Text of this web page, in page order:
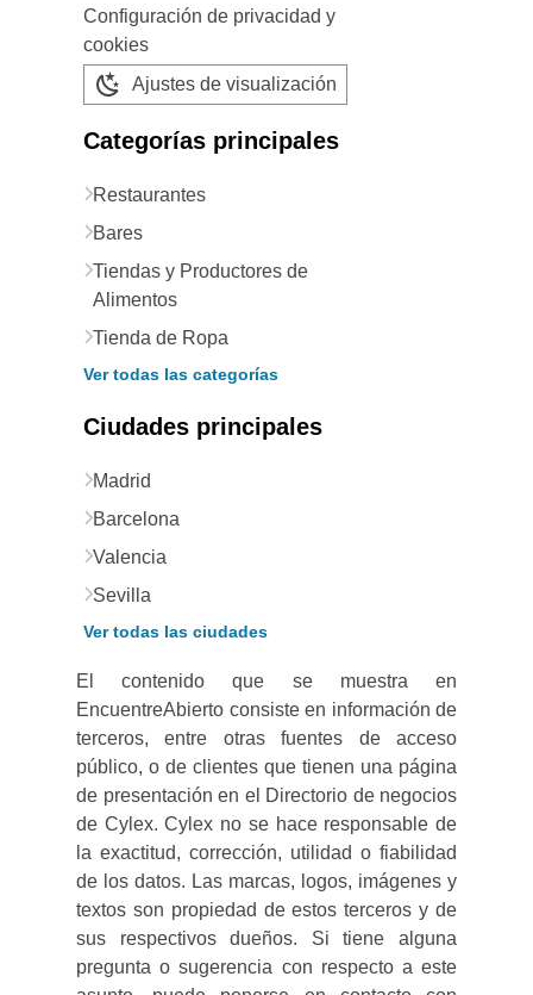
Configuración de privacidad y
cookies
Ajustes de visualización
Categorías principales
Restaurantes
Bares
Tiendas y Productores de
Alimentos
Tienda de Ropa
Ver todas las categorías
Ciudades principales
Madrid
Barcelona
Valencia
Sevilla
Ver todas las ciudades
El contenido que se muestra en
EncuentreAbierto consiste en información de
terceros, entre otras fuentes de acceso
público, o de clientes que tienen una página
de presentación en el Directorio de negocios
de Cylex. Cylex no se hace responsable de
la exactitud, corrección, utilidad o fiabilidad
de los datos. Las marcas, logos, imágenes y
textos son propiedad de estos terceros y de
sus respectivos dueños. Si tiene alguna
pregunta o sugerencia con respecto a este